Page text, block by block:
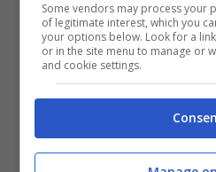
Some vendors may process your
of legitimate interest, which you
your options below. Look for a
or in the site menu to manage or
and cookie settings.